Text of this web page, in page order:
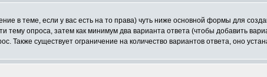
в теме, если у вас есть на то права) чуть ниже основной формы для
тему опроса, затем как минимум два варианта ответа (чтобы добавить
Также существует ограничение на количество вариантов ответа, оно